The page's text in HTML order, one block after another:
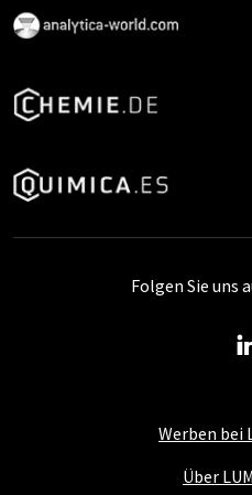
Werben bei
Über
Folgen Sie uns